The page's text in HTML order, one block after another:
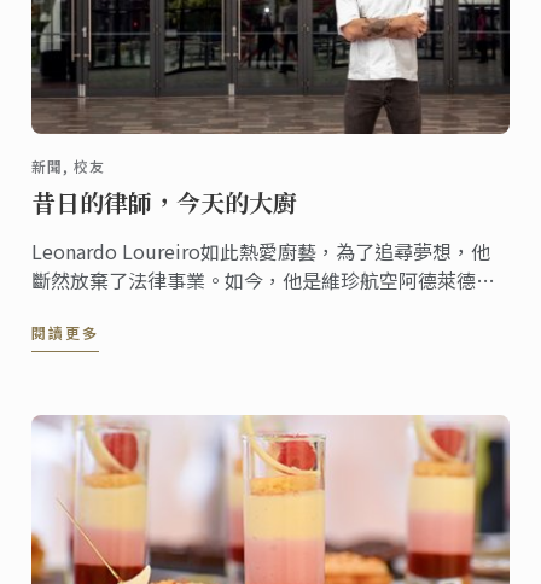
新聞, 校友
昔日的律師，今天的大廚
Leonardo Loureiro如此熱愛廚藝，為了追尋夢想，他
斷然放棄了法律事業。如今，他是維珍航空阿德萊德娛
為行業偶像Matt Moran、Jock Zonfrillo和Massimo
閱讀更多